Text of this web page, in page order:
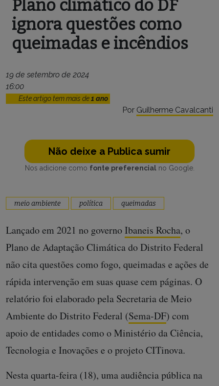
Plano climático do DF
ignora questões como
queimadas e incêndios
19 de setembro de 2024
16:00
Este artigo tem mais de1 ano
Por Guilherme Cavalcanti
Não deixe a Publica sumir
Nos adicione como fonte preferencialno Google.
meio ambiente política queimadas
Lançado em 2021 no governoIbaneis Rocha, o
Plano de Adaptação Climática do Distrito Federal
não cita questões como fogo, queimadas e ações de
rápida intervenção em suas quase cem páginas. O
relatório foi elaborado pela Secretaria de Meio
Ambiente do Distrito Federal (Sema-DF) com
apoio de entidades como o Ministério da Ciência,
Tecnologia e Inovações e o projeto CITinova.
Nesta quarta-feira (18), uma audiência pública na